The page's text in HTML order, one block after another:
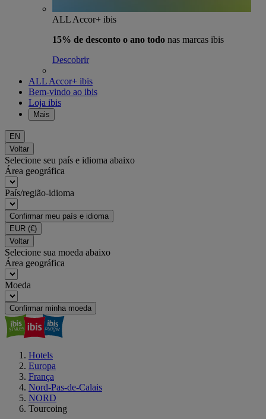
ALL Accor+ ibis
15% de desconto o ano todo nas marcas ibis
Descobrir
ALL Accor+ ibis
Bem-vindo ao ibis
Loja ibis
Mais
EN
Voltar
Selecione seu país e idioma abaixo
Área geográfica
País/região-idioma
Confirmar meu país e idioma
EUR (€)
Voltar
Selecione sua moeda abaixo
Área geográfica
Moeda
Confirmar minha moeda
Hotels
Europa
França
Nord-Pas-de-Calais
NORD
Tourcoing